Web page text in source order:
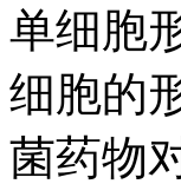
单细胞
细胞的
菌药物